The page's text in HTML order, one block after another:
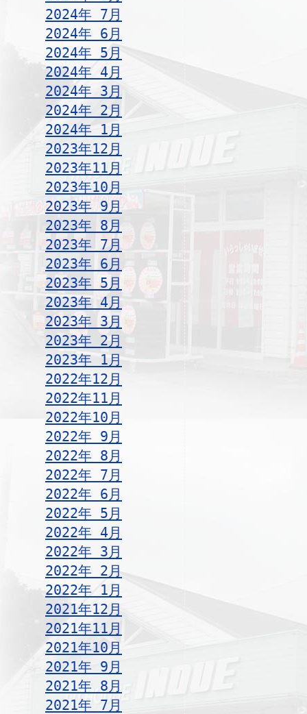
2024年 7月
2024年 6月
2024年 5月
2024年 4月
2024年 3月
2024年 2月
2024年 1月
2023年12月
2023年11月
2023年10月
2023年 9月
2023年 8月
2023年 7月
2023年 6月
2023年 5月
2023年 4月
2023年 3月
2023年 2月
2023年 1月
2022年12月
2022年11月
2022年10月
2022年 9月
2022年 8月
2022年 7月
2022年 6月
2022年 5月
2022年 4月
2022年 3月
2022年 2月
2022年 1月
2021年12月
2021年11月
2021年10月
2021年 9月
2021年 8月
2021年 7月